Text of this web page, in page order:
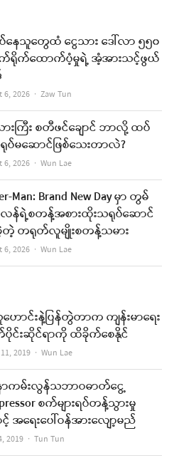
i
l
ေသူတွေထံ ငွေသား ဒေါ်လာ ၅၅၀
ရိုက်ထောက်ပံ့မှုရဲ့ အံ့အားသင့်ဖွယ်
6, 2026 Author
Zaw Tun
ားကြီး စတီဖင်ချောင် ဘာလို့ ထပ်
ရုပ်မဆောင်ဖြစ်သေးတာလဲ?
6, 2026 Author
Wun Lae
Man: Brand New Day မှာ တွမ်
န်ရဲ့စတန့်အစားထိုးသရုပ်ဆောင်
တရုတ်လူမျိုးစတန့်သမား
6, 2026 Author
Wun Lae
ဟောင်းနဲ့ပြန်တွဲတာက ကျန်းမာရေး
ပိုင်းဆိုင်ရာကို ထိခိုက်စေနိုင်
2019 Author
Wun Lae
ကမ်းလွန်သဘာဝဓာတ်ငွေ့
စက်များရပ်တန့်သွားမှု
အရေးပေါ်ဝန်အားလျော့မည်
2019 Author
Tun Tun